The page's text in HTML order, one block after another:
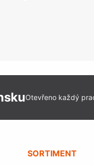
Otevřeno každý
SORTIMENT